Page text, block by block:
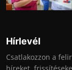
Hírlevél
Csatlakozzon a